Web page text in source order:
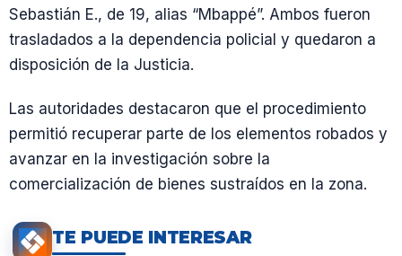
Sebastián E., de 19, alias “Mbappé”. Ambos fueron
trasladados a la dependencia policial y quedaron a
disposición de la Justicia.
Las autoridades destacaron que el procedimiento
permitió recuperar parte de los elementos robados y
avanzar en la investigación sobre la
comercialización de bienes sustraídos en la zona.
TE PUEDE INTERESAR